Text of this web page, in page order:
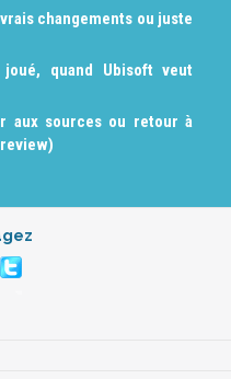
changements ou juste
quand Ubisoft veut
aux sources ou retour à